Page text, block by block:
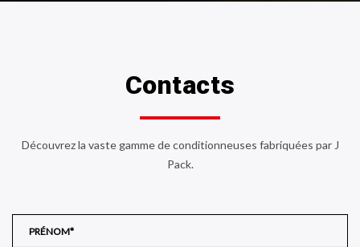
Contacts
Découvrez la vaste gamme de conditionneuses fabriquées par J
Pack.